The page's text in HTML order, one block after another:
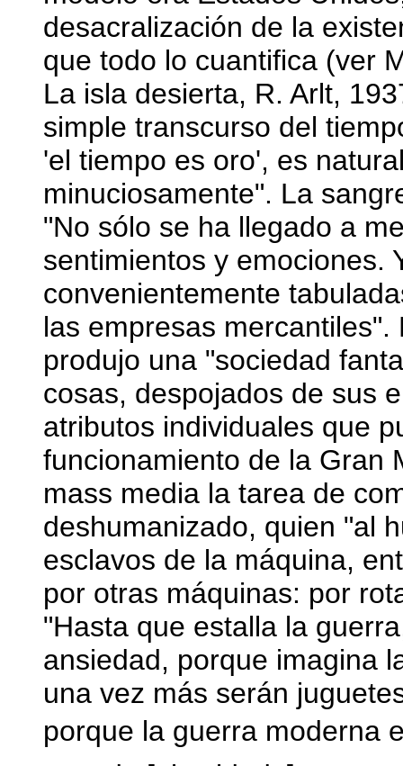
desacralización de la
que todo lo cuantifica (ver
La isla desierta, R. Arlt,
simple transcurso del
'el tiempo es oro', es
minuciosamente". La
"No sólo se ha llegado a
sentimientos y emociones.
convenientemente
las empresas
produjo una "sociedad
cosas, despojados de sus
atributos individuales que
funcionamiento de la Gran
mass media la tarea de
deshumanizado, quien "al
esclavos de la máquina,
por otras máquinas: por
"Hasta que estalla la
ansiedad, porque imagina
una vez más serán
porque la guerra moderna